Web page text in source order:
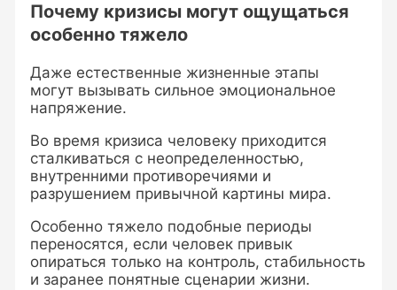
Почему кризисы могут ощущаться
особенно тяжело
Даже естественные жизненные этапы
могут вызывать сильное эмоциональное
напряжение.
Во время кризиса человеку приходится
сталкиваться с неопределенностью,
внутренними противоречиями и
разрушением привычной картины мира.
Особенно тяжело подобные периоды
переносятся, если человек привык
опираться только на контроль, стабильность
и заранее понятные сценарии жизни.